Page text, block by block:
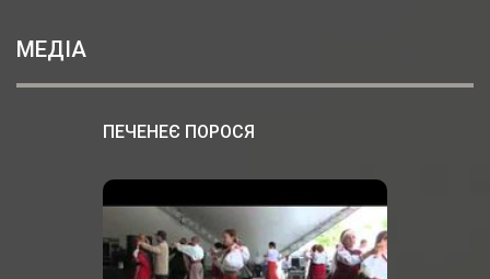
МЕДІА
ПЕЧЕНЕЄ ПОРОСЯ